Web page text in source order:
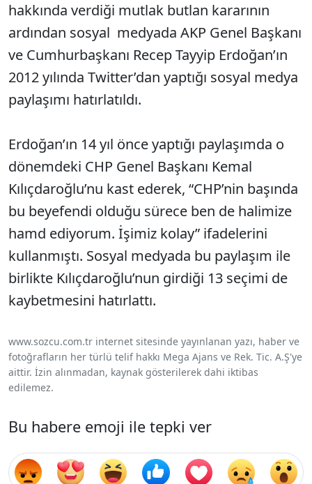
hakkında verdiği mutlak butlan kararının
ardından sosyal medyada AKP Genel Başkanı
ve Cumhurbaşkanı Recep Tayyip Erdoğan’ın
2012 yılında Twitter’dan yaptığı sosyal medya
paylaşımı hatırlatıldı.
Erdoğan’ın 14 yıl önce yaptığı paylaşımda o
dönemdeki CHP Genel Başkanı Kemal
Kılıçdaroğlu’nu kast ederek, “CHP’nin başında
bu beyefendi olduğu sürece ben de halimize
hamd ediyorum. İşimiz kolay” ifadelerini
kullanmıştı. Sosyal medyada bu paylaşım ile
birlikte Kılıçdaroğlu’nun girdiği 13 seçimi de
kaybetmesini hatırlattı.
www.sozcu.com.tr internet sitesinde yayınlanan yazı, haber ve
fotoğrafların her türlü telif hakkı Mega Ajans ve Rek. Tic. A.Ş'ye
aittir. İzin alınmadan, kaynak gösterilerek dahi iktibas
edilemez.
Bu habere emoji ile tepki ver